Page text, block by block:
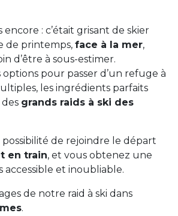
encore : c’était grisant de skier
de printemps, face à la mer,
d’être à sous-estimer.
options pour passer d’un refuge à
les ingrédients parfaits
grands raids à ski des
de rejoindre le départ
en train, et vous obtenez une
accessible et inoubliable.
de notre raid à ski dans
.